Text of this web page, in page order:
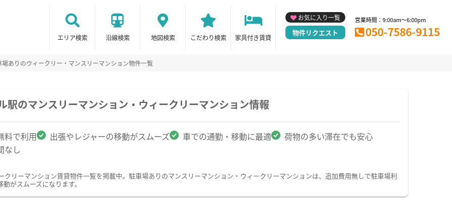
エリア検索 沿線検索 地図検索 こだわり検索 家具付き賃貸
お気に入り一覧
物件リクエスト
営業時間：9:00am～6:00pm
050-7586-9115
場ありのウィークリー・マンスリーマンション物件一覧
駅のマンスリーマンション・ウィークリーマンション情報
料で利用 出張やレジャーの移動がスムーズ 車での通勤・移動に最適
荷物の多い滞在でも安心
なし
リーマンション賃貸物件一覧を掲載中。駐車場ありのマンスリーマンション・ウィークリーマンションは、追加費用無しで駐車場利
がスムーズになります。